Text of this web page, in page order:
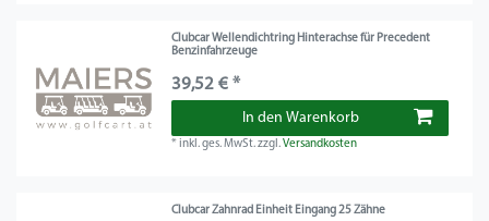
Clubcar Wellendichtring Hinterachse für Precedent
Benzinfahrzeuge
39,52 € *
In den Warenkorb
*inkl. ges. MwSt.zzgl.Versandkosten
Clubcar Zahnrad Einheit Eingang 25 Zähne